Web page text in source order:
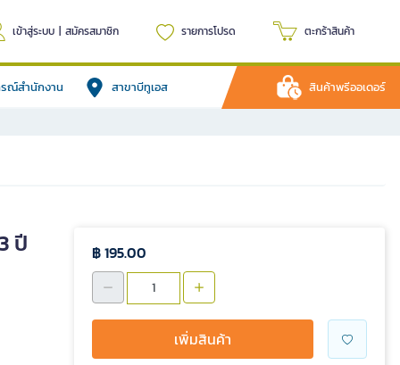
เข้าสู่ระบบ | สมัครสมาชิก รายการโปรด ตะกร้าสินค้า
รณ์สำนักงาน สาขาบีทูเอส สินค้าพรีออเดอร์
ปี
฿ 195.00
เพิ่มสินค้า